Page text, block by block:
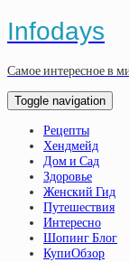
Infodays
Самое интересное в
Toggle navigation
Рецепты
Хендмейд
Дом и Сад
Здоровье
Женский Гид
Путешествия
Интересно
Шопинг Блог
КупиОбзор